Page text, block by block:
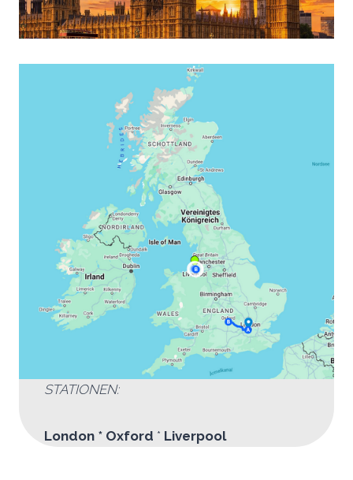
STATIONEN:
London * Oxford * Liverpool